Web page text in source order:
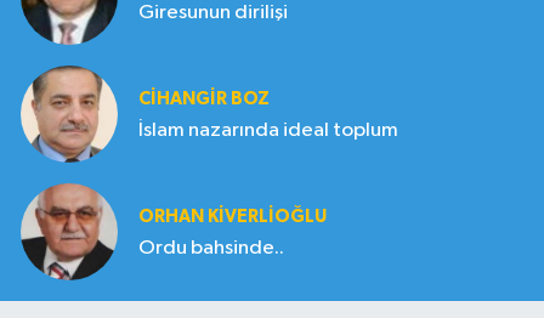
Giresunun dirilişi
CIHANGIR BOZ
İslam nazarında ideal toplum
ORHAN KIVERLIOĞLU
Ordu bahsinde..